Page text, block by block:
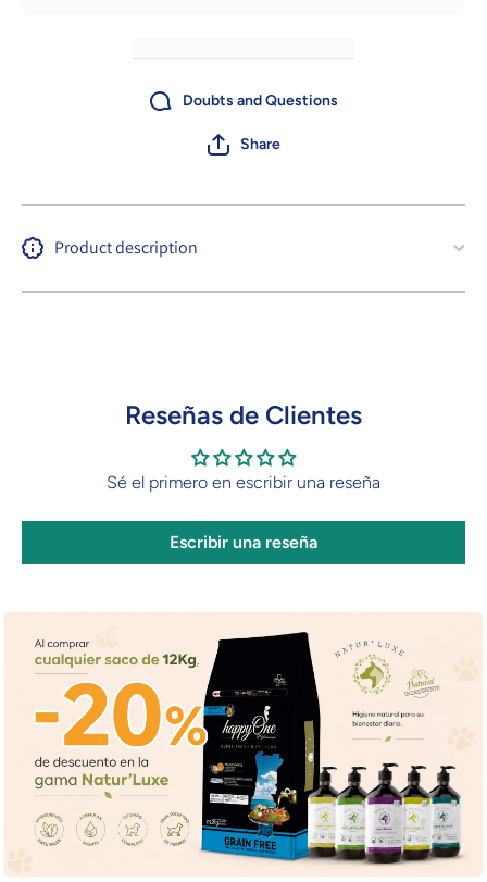
Doubts and Questions
Share
Product description
Reseñas de Clientes
Sé el primero en escribir una reseña
Escribir una reseña